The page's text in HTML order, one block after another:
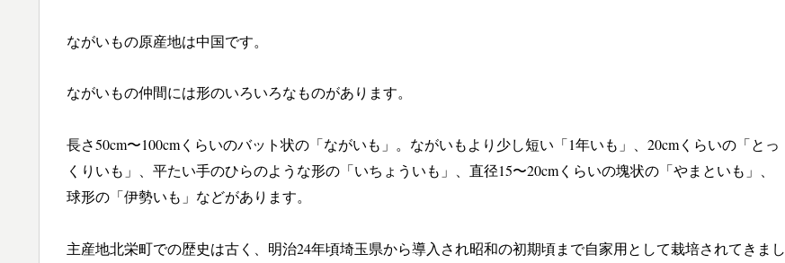
ながいもの原産地は中国です。
ながいもの仲間には形のいろいろなものがあります。
長さ50cm〜100cmくらいのバット状の「ながいも」。ながいもより少し短い「1年いも」、20cmくらいの「とっ
くりいも」、平たい手のひらのような形の「いちょういも」、直径15〜20cmくらいの塊状の「やまといも」、
球形の「伊勢いも」などがあります。
主産地北栄町での歴史は古く、明治24年頃埼玉県から導入され昭和の初期頃まで自家用として栽培されてきまし